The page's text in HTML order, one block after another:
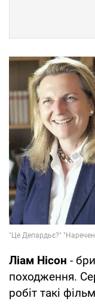
Ліам Нісон -
походження.
робіт такі